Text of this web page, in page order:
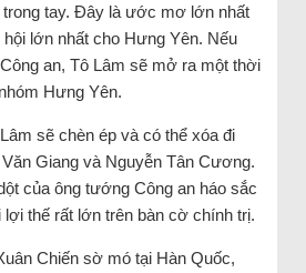
trong tay. Đây là ước mơ lớn nhất
lớn nhất cho Hưng Yên. Nếu
an, Tô Lâm sẽ mở ra một thời
Hưng Yên.
sẽ chèn ép và có thể xóa đi
Giang và Nguyễn Tân Cương.
của ông tướng Công an háo sắc
thế rất lớn trên bàn cờ chính trị.
Chiến sờ mó tại Hàn Quốc,